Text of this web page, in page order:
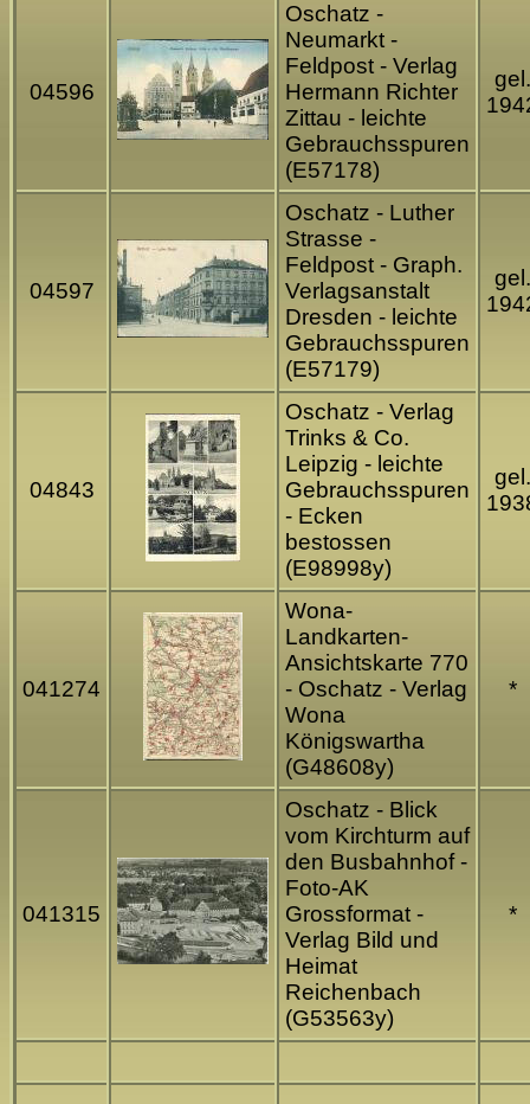
04596
Oschatz -
Neumarkt -
Feldpost - Verlag
Hermann Richter
Zittau - leichte
Gebrauchsspuren
(E57178)
gel.
04597
Oschatz - Luther
Strasse -
Feldpost - Graph.
Verlagsanstalt
Dresden - leichte
Gebrauchsspuren
(E57179)
gel.
04843
Oschatz - Verlag
Trinks & Co.
Leipzig - leichte
Gebrauchsspuren
- Ecken
bestossen
(E98998y)
gel.
041274
Wona-
Landkarten-
Ansichtskarte 770
- Oschatz - Verlag
Wona
Königswartha
(G48608y)
*
041315
Oschatz - Blick
vom Kirchturm auf
den Busbahnhof -
Foto-AK
Grossformat -
Verlag Bild und
Heimat
Reichenbach
(G53563y)
*